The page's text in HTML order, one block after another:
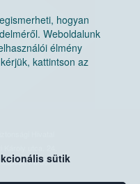
hogyan
Weboldalunk
élmény
kattintson az
sütik
Hivatal
Pf. 30.